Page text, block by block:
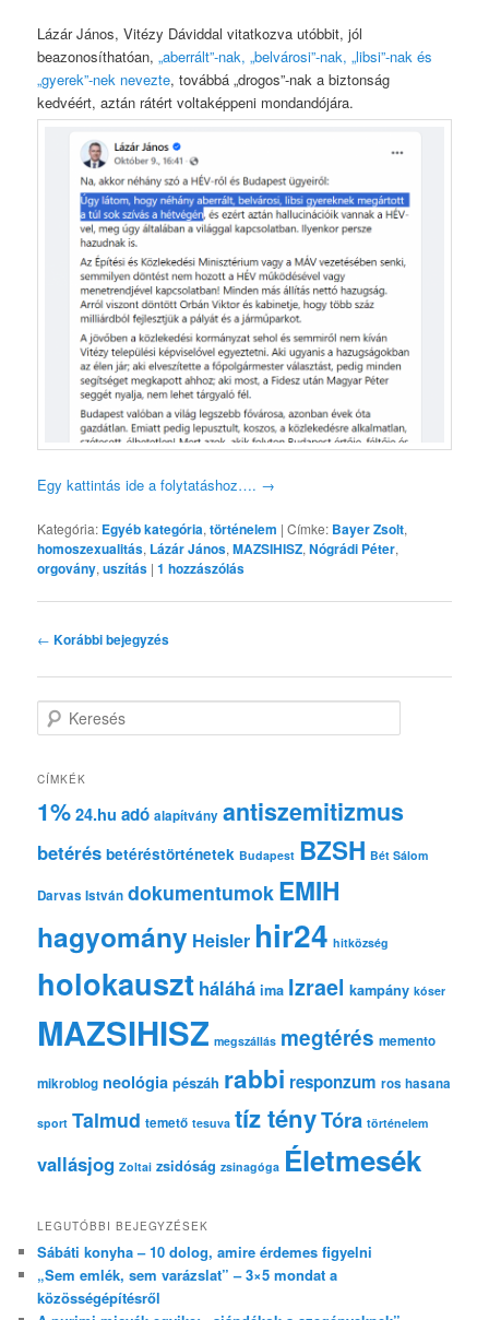
Lázár János, Vitézy Dáviddal vitatkozva utóbbit, jól
beazonosíthatóan, „aberrált”-nak, „belvárosi”-nak, „libsi”-nak és
„gyerek”-nek nevezte, továbbá „drogos”-nak a biztonság
kedvéért, aztán rátért voltaképpeni mondandójára.
Egy kattintás ide a folytatáshoz…. →
Kategória: Egyéb kategória,történelem |Címke: Bayer Zsolt,
homoszexualitás, Lázár János,MAZSIHISZ,Nógrádi Péter,
orgovány,uszítás |1 hozzászólás
Bejegyzés
← Korábbi bejegyzés
e
e
é
CÍMKÉK
1% 24.hu adó alapítvány antiszemitizmus
betérés betéréstörténetek Budapest BZSH Bét Sálom
Darvas István dokumentumok EMIH
hagyomány Heisler hir24 hitközség
holokauszt háláhá ima Izrael kampány kóser
MAZSIHISZ megszállás megtérés memento
mikroblog neológia pészáh rabbi responzum ros hasana
sport Talmud temető tesuva tíz tényTóra történelem
vallásjog Zoltai zsidóság zsinagóga Életmesék
LEGUTÓBBI BEJEGYZÉSEK
Sábáti konyha – 10 dolog, amire érdemes figyelni
„Sem emlék, sem varázslat” – 3×5 mondat a
közösségépítésről